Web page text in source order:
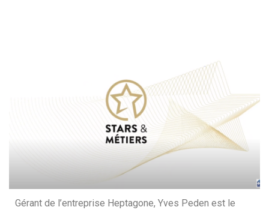
Gérant de l’entreprise Heptagone, Yves Peden est le